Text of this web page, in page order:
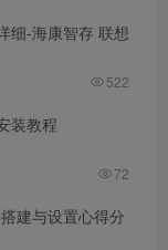
细-海康智存 联想
522
装教程
72
建与设置心得分